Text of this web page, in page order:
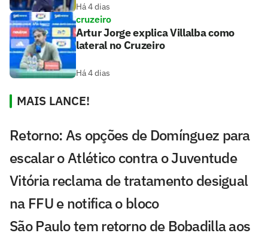
Há 4 dias
cruzeiro
Artur Jorge explica Villalba como
lateral no Cruzeiro
Há 4 dias
MAIS LANCE!
Retorno: As opções de Domínguez para
escalar o Atlético contra o Juventude
Vitória reclama de tratamento desigual
na FFU e notifica o bloco
São Paulo tem retorno de Bobadilla aos